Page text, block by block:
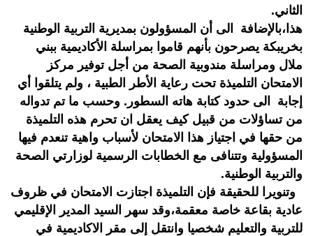
الثاني.
هذا،بالإضافة الى أن المسؤولون بمديرية التربية الوطنية
بخريبكة يصرحون بأنهم قاموا بمراسلة الأكاديمية ببني
ملال ومراسلة مندوبية الصحة من أجل توفير مركز
الامتحان التلميذة تحت رعاية الأطر الطبية ، ولم يتلقوا أي
إجابة الى حدود كتابة هاته السطور. وحسب ما تم تدواله
من تساؤلات من قبيل كيف يعقل ان تحرم هذه التلميذة
من حقها في اجتياز هذا الامتحان لأسباب واهية تنعدم فيها
المسؤولية وتتنافى مع الخطابات الرسمية لوزارتي الصحة
والتربية الوطنية.
وتنويرا للحقيقة فإن التلميذة اجتازت الامتحان في ظروف
عادية بقاعة خاصة معقمة،وقد سهر السيد المدير الإقليمي
للتربية والتعليم شخصيا وانتقل إلى مقر الاكاديمية في